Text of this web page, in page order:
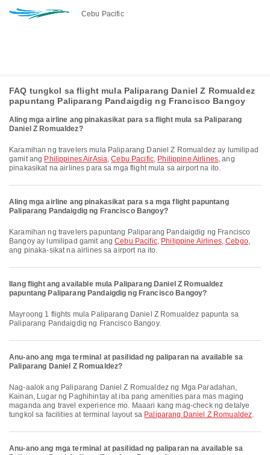
Cebu Pacific
FAQ tungkol sa flight mula Paliparang Daniel Z Romualdez
papuntang Paliparang Pandaigdig ng Francisco Bangoy
Aling mga airline ang pinakasikat para sa flight mula sa Paliparang
Daniel Z Romualdez?
Karamihan ng travelers mula Paliparang Daniel Z Romualdez ay lumilipad
gamit ang Philippines AirAsia,Cebu Pacific, Philippine Airlines, ang
pinakasikat na airlines para sa mga flight mula sa airport na ito.
Aling mga airline ang pinakasikat para sa mga flight papuntang
Paliparang Pandaigdig ng Francisco Bangoy?
Karamihan ng travelers papuntang Paliparang Pandaigdig ng Francisco
Bangoy ay lumilipad gamit angCebu Pacific, Philippine Airlines,Cebgo,
ang pinaka-sikat na airlines sa airport na ito.
Ilang flight ang available mula Paliparang Daniel Z Romualdez
papuntang Paliparang Pandaigdig ng Francisco Bangoy?
Mayroong 1 flights mula Paliparang Daniel Z Romualdez papunta sa
Paliparang Pandaigdig ng Francisco Bangoy.
Anu-ano ang mga terminal at pasilidad ng paliparan na available sa
Paliparang Daniel Z Romualdez?
Nag-aalok ang Paliparang Daniel Z Romualdez ng Mga Paradahan,
Kainan, Lugar ng Paghihintay at iba pang amenities para mas maging
maganda ang travel experience mo. Maaari kang mag-check ng detalye
tungkol sa facilities at terminal layout sa Paliparang Daniel Z Romualdez.
Anu-ano ang mga terminal at pasilidad ng paliparan na available sa